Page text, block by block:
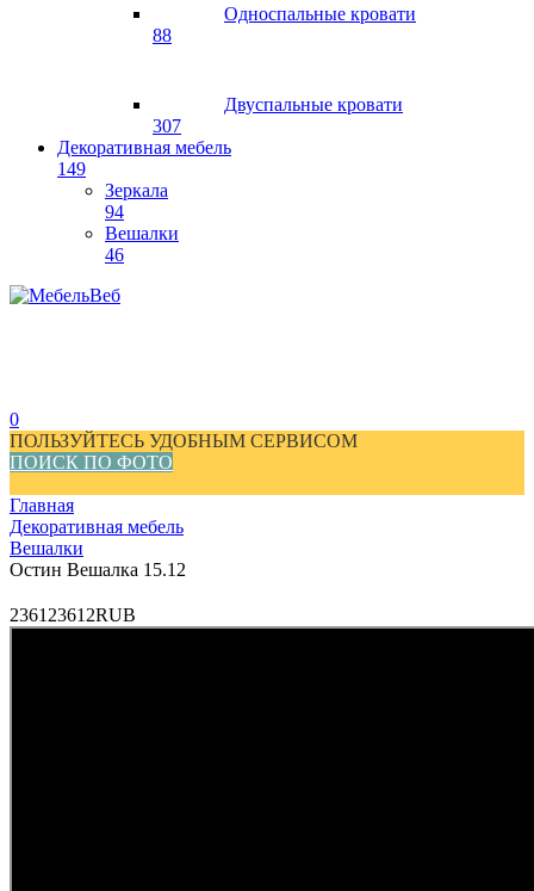
Односпальные кровати
88
Двуспальные кровати
307
Декоративная мебель
149
Зеркала
94
Вешалки
46
0
ПОЛЬЗУЙТЕСЬ УДОБНЫМ СЕРВИСОМ
ПОИСК ПО ФОТО
Главная
Декоративная мебель
Вешалки
Остин Вешалка 15.12
236123612RUB